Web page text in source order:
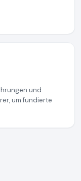
und
um fundierte